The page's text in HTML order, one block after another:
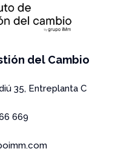
del Cambio
35, Entreplanta C
669